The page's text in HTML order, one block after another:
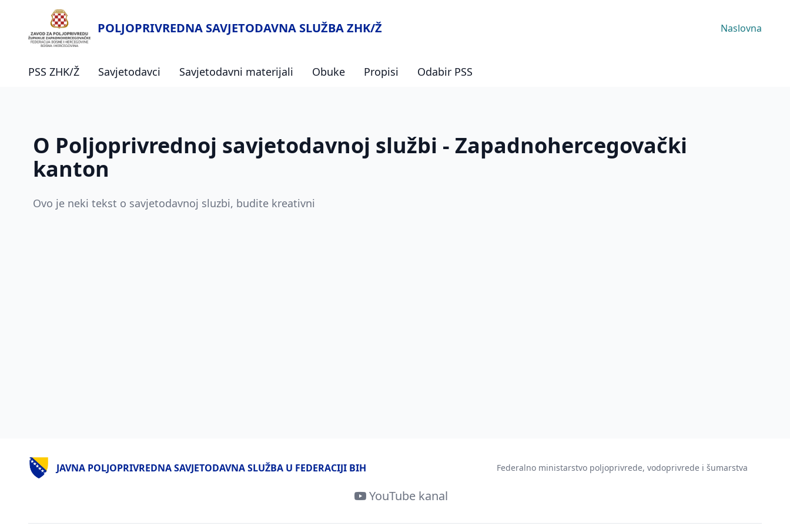
POLJOPRIVREDNA SAVJETODAVNA SLUŽBA ZHK/Ž Naslovna
PSS ZHK/Ž Savjetodavci Savjetodavni materijali Obuke Propisi Odabir PSS
O Poljoprivrednoj savjetodavnoj službi - Zapadnohercegovački
kanton
Ovo je neki tekst o savjetodavnoj sluzbi, budite kreativni
JAVNA POLJOPRIVREDNA SAVJETODAVNA SLUŽBA U FEDERACIJI BIH Federalno ministarstvo poljoprivrede, vodoprivrede i šumarstva
YouTube kanal